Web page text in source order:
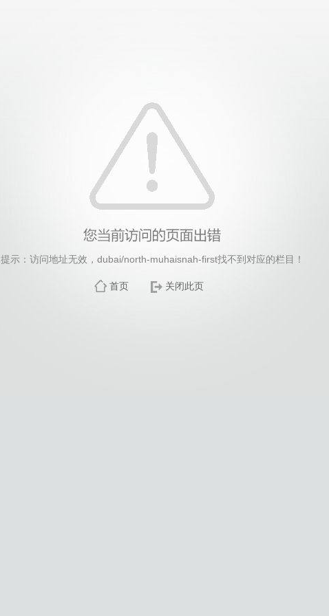
提示：访问地址无效，dubai/north-muhaisnah-first找不到对应的栏目！
首页 关闭此页